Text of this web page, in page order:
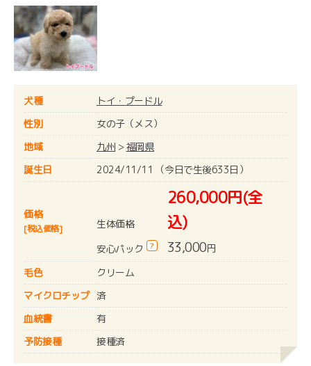
犬種
トイ・プードル
性別
女の子（メス）
地域
九州 > 福岡県
誕生日
2024/11/11 （今日で生後633日）
価格
[税込価格] 生体価格
260,000円(全
込)
安心パック ? 33,000円
毛色
クリーム
マイクロチップ 済
血統書
有
予防接種
接種済